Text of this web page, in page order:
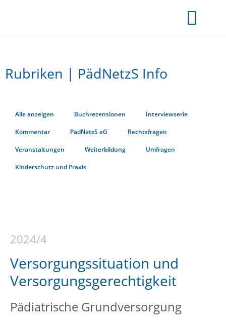
Rubriken | PädNetzS Info
Alle anzeigen Buchrezensionen Interviewserie
Kommentar PädNetzS eG Rechtsfragen
Veranstaltungen Weiterbildung Umfragen
Kinderschutz und Praxis
2024/4
Versorgungssituation und
Versorgungsgerechtigkeit
Pädiatrische Grundversorgung